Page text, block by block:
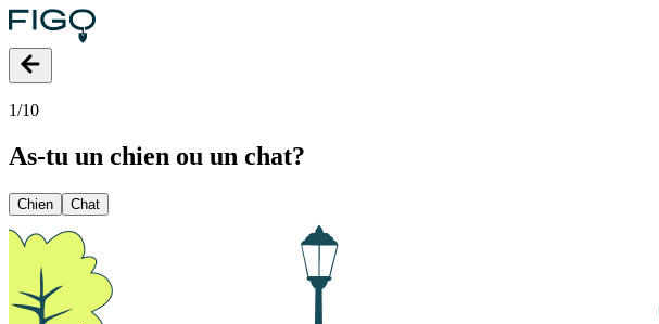
1/10
As-tu un chien ou un chat?
Chien Chat